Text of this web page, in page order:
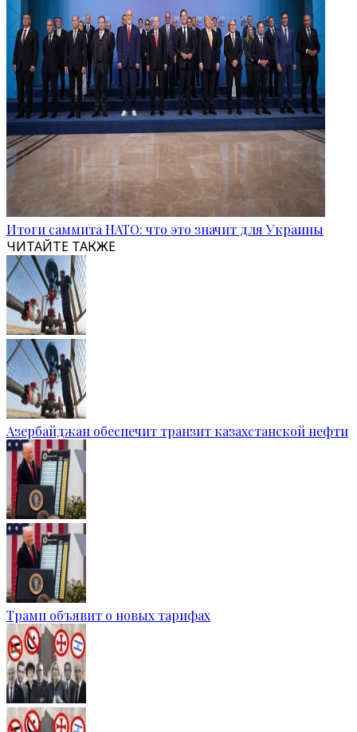
Итоги саммита НАТО: что это значит для Украины
ЧИТАЙТЕ ТАКЖЕ
Азербайджан обеспечит транзит казахстанской нефти
Трамп объявит о новых тарифах